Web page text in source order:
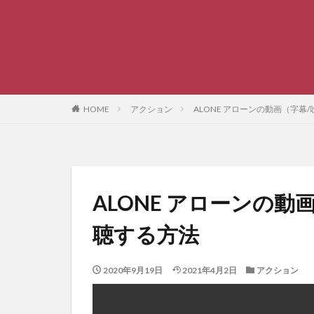
HOME アクション ALONE アローンの動画（字幕
ALONE アローンの動
聴する方法
2020年9月19日 2021年4月2日 アクション